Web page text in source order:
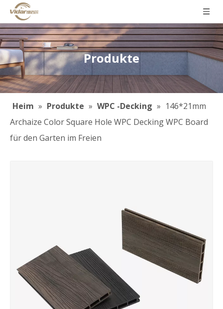
Produkte
Heim » Produkte » WPC -Decking » 146*21mm
Archaize Color Square Hole WPC Decking WPC Board
für den Garten im Freien